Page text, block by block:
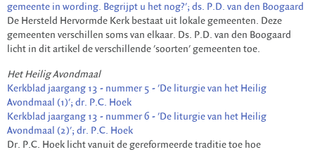
gemeente in wording. Begrijpt u het nog?'; ds. P.D. van den Boogaard
De Hersteld Hervormde Kerk bestaat uit lokale gemeenten. Deze
gemeenten verschillen soms van elkaar. Ds. P.D. van den Boogaard
licht in dit artikel de verschillende 'soorten' gemeenten toe.
Het Heilig Avondmaal
Kerkblad jaargang 13 - nummer 5 - 'De liturgie van het Heilig
Avondmaal (1)'; dr. P.C. Hoek
Kerkblad jaargang 13 - nummer 6 - 'De liturgie van het Heilig
Avondmaal (2)'; dr. P.C. Hoek
Dr. P.C. Hoek licht vanuit de gereformeerde traditie toe hoe